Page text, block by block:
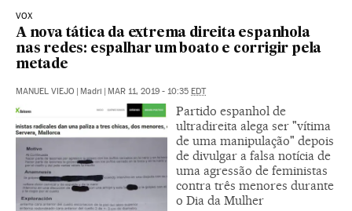
VOX
A nova tática da extrema direita espanhola
nas redes: espalhar um boato e corrigir pela
metade
MANUEL VIEJO | Madri | MAR 11, 2019 - 10:35 EDT
Partido espanhol de
ultradireita alega ser "vítima
de uma manipulação" depois
de divulgar a falsa notícia de
uma agressão de feministas
contra três menores durante
o Dia da Mulher